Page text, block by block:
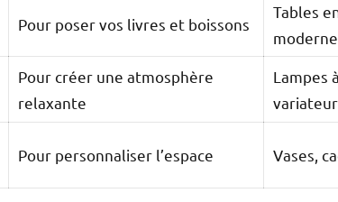
Pour poser vos livres et boissons
Tables
moderne
Pour créer une atmosphère
relaxante
Lampes
Pour personnaliser l’espace Vases,